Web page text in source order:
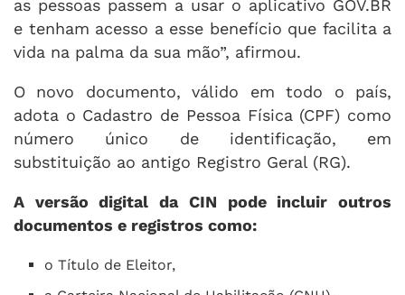
as pessoas passem a usar o aplicativo GOV.BR
e tenham acesso a esse benefício que facilita a
vida na palma da sua mão”, afirmou.
O novo documento, válido em todo o país,
adota o Cadastro de Pessoa Física (CPF) como
número único de identificação, em
substituição ao antigo Registro Geral (RG).
A versão digital da CIN pode incluir outros
documentos e registros como:
o Título de Eleitor,